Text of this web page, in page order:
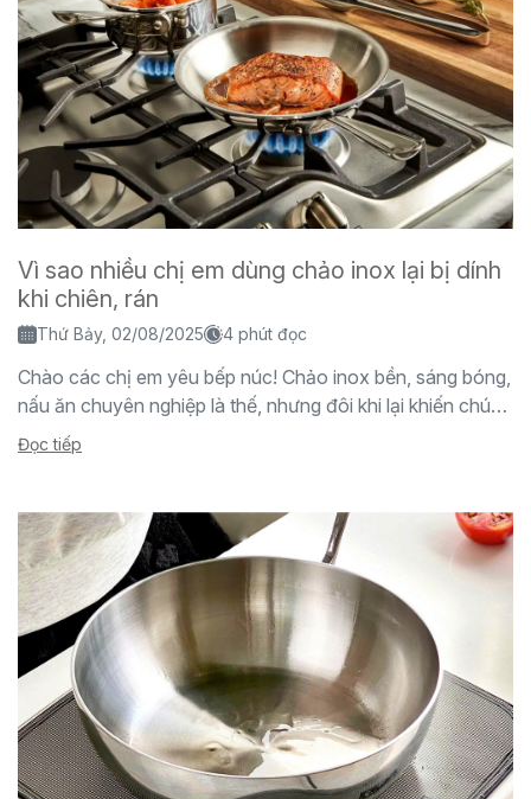
Vì sao nhiều chị em dùng chảo inox lại bị dính
khi chiên, rán
Thứ Bảy, 02/08/2025 4 phút đọc
Chào các chị em yêu bếp núc! Chảo inox bền, sáng bóng,
nấu ăn chuyên nghiệp là thế, nhưng đôi khi lại khiến chúng
ta "đau...
Đọc tiếp